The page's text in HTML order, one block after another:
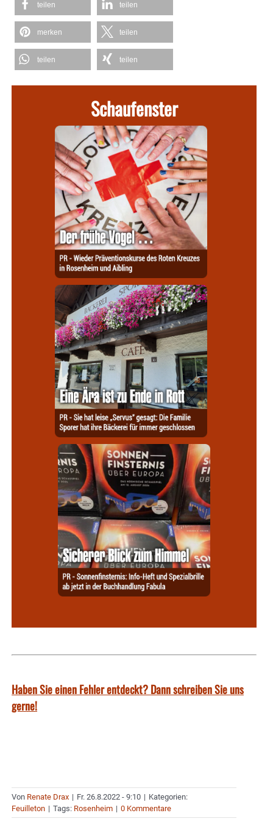
teilen teilen
merken teilen
teilen teilen
Schaufenster
Haben Sie einen Fehler entdeckt? Dann schreiben Sie uns
gerne!
Von Renate Drax | Fr. 26.8.2022 - 9:10 | Kategorien:
Feuilleton | Tags: Rosenheim | 0 Kommentare